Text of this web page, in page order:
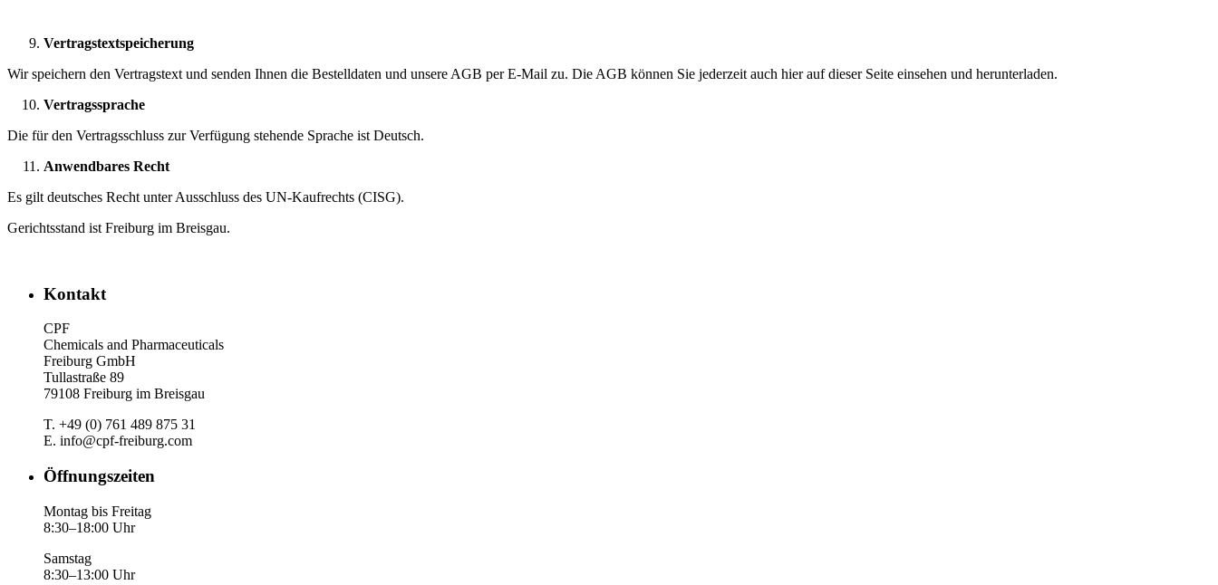
Vertragstextspeicherung
Wir speichern den Vertragstext und senden Ihnen die Bestelldaten und unsere AGB per E-Mail zu. Die AGB können Sie jederzeit auch hier auf dieser Seite einsehen und herunterladen.
Vertragssprache
Die für den Vertragsschluss zur Verfügung stehende Sprache ist Deutsch.
Anwendbares Recht
Es gilt deutsches Recht unter Ausschluss des UN-Kaufrechts (CISG).
Gerichtsstand ist Freiburg im Breisgau.
Kontakt
CPF
Chemicals and Pharmaceuticals
Freiburg GmbH
Tullastraße 89
79108 Freiburg im Breisgau
T. +49 (0) 761 489 875 31
E. info@cpf-freiburg.com
Öffnungszeiten
Montag bis Freitag
8:30–18:00 Uhr
Samstag
8:30–13:00 Uhr